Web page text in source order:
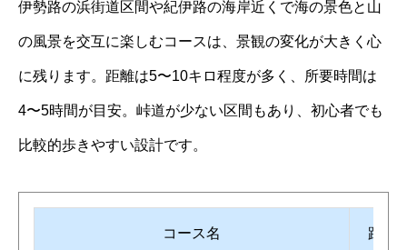
伊勢路の浜街道区間や紀伊路の海岸近くで海の景色と山
の風景を交互に楽しむコースは、景観の変化が大きく心
に残ります。距離は5〜10キロ程度が多く、所要時間は
4〜5時間が目安。峠道が少ない区間もあり、初心者でも
比較的歩きやすい設計です。
コース名 距離